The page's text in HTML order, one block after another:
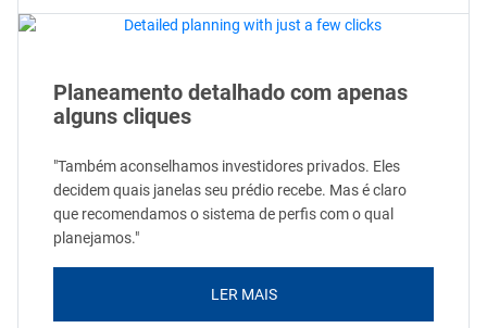
Planeamento detalhado com apenas
alguns cliques
"Também aconselhamos investidores privados. Eles
decidem quais janelas seu prédio recebe. Mas é claro
que recomendamos o sistema de perfis com o qual
planejamos."
LER MAIS